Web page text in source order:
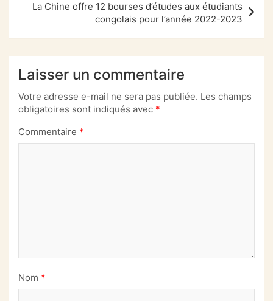
La Chine offre 12 bourses d’études aux étudiants
congolais pour l’année 2022-2023
Laisser un commentaire
Votre adresse e-mail ne sera pas publiée. Les champs
obligatoires sont indiqués avec *
Commentaire *
Nom *